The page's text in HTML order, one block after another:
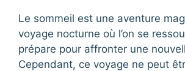
Le sommeil est une aventure
voyage nocturne où l’on se
prépare pour affronter une
Cependant, ce voyage ne peut